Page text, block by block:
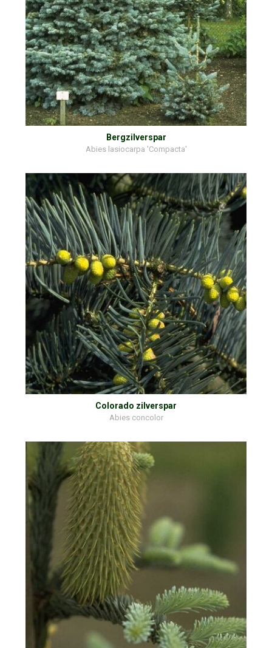
Bergzilverspar
Abies lasiocarpa 'Compacta'
Colorado zilverspar
Abies concolor